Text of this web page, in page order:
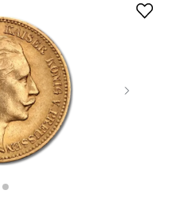
Suivant